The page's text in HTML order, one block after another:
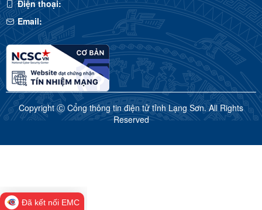
Điện thoại:
Email:
Copyright Ⓒ Cổng thông tin điện tử tỉnh Lạng Sơn. All Rights
Reserved
Đã kết nối EMC